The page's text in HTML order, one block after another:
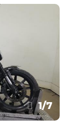
1/7